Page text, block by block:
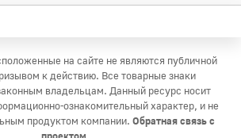
на сайте не являются публичной
к действию. Все товарные знаки
владельцам. Данный ресурс носит
ознакомительный характер, и не
продуктом компании. Обратная связь с